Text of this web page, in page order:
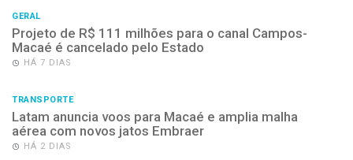
GERAL
Projeto de R$ 111 milhões para o canal Campos-
Macaé é cancelado pelo Estado
HÁ 7 DIAS
TRANSPORTE
Latam anuncia voos para Macaé e amplia malha
aérea com novos jatos Embraer
HÁ 2 DIAS